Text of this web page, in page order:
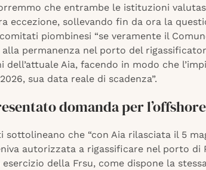
che entrambe le istituzioni
eccezione, sollevando fin da ora la
piombinesi “se veramente il
permanenza nel porto del
Aia, facendo in modo che
sua data reale di scadenza”.
domanda per
sottolineano che “con Aia rilasciata il 5
autorizzata a rigassificare nel porto di
della Frsu, come dispone la